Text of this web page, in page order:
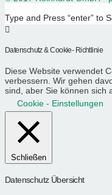
Type and Press “enter” to
Datenschutz & Cookie- Richtlinie
Diese Website verwendet
verbessern. Wir gehen
sind, aber Sie können sich
Cookie - Einstellungen
Schließen
Datenschutz Übersicht